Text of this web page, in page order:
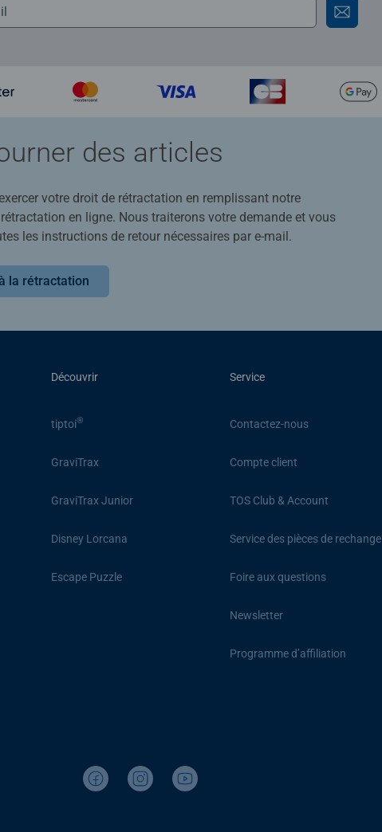
des articles
votre droit de rétractation en remplissant notre
en ligne. Nous traiterons votre demande et vous
les instructions de retour nécessaires par e-mail.
la rétractation
Découvrir
tiptoi®
GraviTrax
GraviTrax Junior
Disney Lorcana
Escape Puzzle
Service
Contactez-nous
Compte client
TOS Club & Account
Service des pièces de rechange
Foire aux questions
Newsletter
Programme d’affiliation